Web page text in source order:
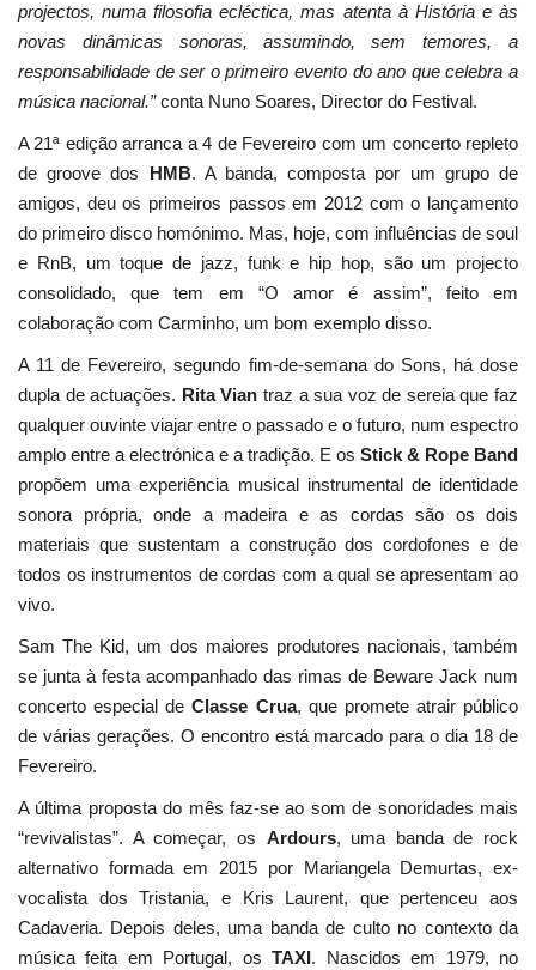
projectos, numa filosofia ecléctica, mas atenta à História e às
novas dinâmicas sonoras, assumindo, sem temores, a
responsabilidade de ser o primeiro evento do ano que celebra a
música nacional.”conta Nuno Soares, Director do Festival.
A 21ª edição arranca a 4 de Fevereiro com um concerto repleto
de groove dos HMB. A banda, composta por um grupo de
amigos, deu os primeiros passos em 2012 com o lançamento
do primeiro disco homónimo. Mas, hoje, com influências de soul
e RnB, um toque de jazz, funk e hip hop, são um projecto
consolidado, que tem em “O amor é assim”, feito em
colaboração com Carminho, um bom exemplo disso.
A 11 de Fevereiro, segundo fim-de-semana do Sons, há dose
dupla de actuações. Rita Vian traz a sua voz de sereia que faz
qualquer ouvinte viajar entre o passado e o futuro, num espectro
amplo entre a electrónica e a tradição. E os Stick & Rope Band
propõem uma experiência musical instrumental de identidade
sonora própria, onde a madeira e as cordas são os dois
materiais que sustentam a construção dos cordofones e de
todos os instrumentos de cordas com a qual se apresentam ao
vivo.
Sam The Kid, um dos maiores produtores nacionais, também
se junta à festa acompanhado das rimas de Beware Jack num
concerto especial deClasse Crua, que promete atrair público
de várias gerações. O encontro está marcado para o dia 18 de
Fevereiro.
A última proposta do mês faz-se ao som de sonoridades mais
“revivalistas”. A começar, os Ardours, uma banda de rock
alternativo formada em 2015 por Mariangela Demurtas, ex-
vocalista dos Tristania, e Kris Laurent, que pertenceu aos
Cadaveria. Depois deles, uma banda de culto no contexto da
música feita em Portugal, osTAXI. Nascidos em 1979, no